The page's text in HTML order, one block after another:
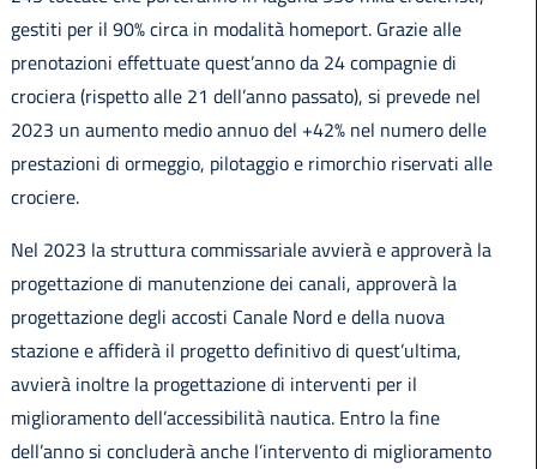
gestiti per il 90% circa in modalità homeport. Grazie alle
prenotazioni effettuate quest’anno da 24 compagnie di
crociera (rispetto alle 21 dell’anno passato), si prevede nel
2023 un aumento medio annuo del +42% nel numero delle
prestazioni di ormeggio, pilotaggio e rimorchio riservati alle
crociere.
Nel 2023 la struttura commissariale avvierà e approverà la
progettazione di manutenzione dei canali, approverà la
progettazione degli accosti Canale Nord e della nuova
stazione e affiderà il progetto definitivo di quest’ultima,
avvierà inoltre la progettazione di interventi per il
miglioramento dell’accessibilità nautica. Entro la fine
dell’anno si concluderà anche l’intervento di miglioramento